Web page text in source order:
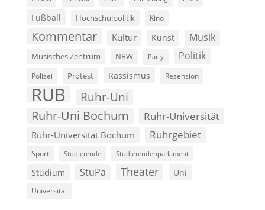
Fußball Hochschulpolitik Kino
Kommentar Kultur Kunst Musik
Musisches Zentrum NRW Party Politik
Polizei Protest Rassismus Rezension
RUB Ruhr-Uni
Ruhr-Uni Bochum Ruhr-Universität
Ruhr-Universität Bochum Ruhrgebiet
Sport Studierende Studierendenparlament
Studium StuPa Theater Uni
Universität